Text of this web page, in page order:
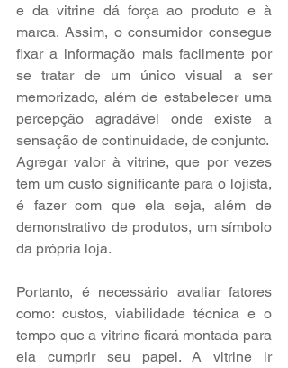
e da vitrine dá força ao produto e à
marca. Assim, o consumidor consegue
fixar a informação mais facilmente por
se tratar de um único visual a ser
memorizado, além de estabelecer uma
percepção agradável onde existe a
sensação de continuidade, de conjunto.
Agregar valor à vitrine, que por vezes
tem um custo significante para o lojista,
é fazer com que ela seja, além de
demonstrativo de produtos, um símbolo
da própria loja.
Portanto, é necessário avaliar fatores
como: custos, viabilidade técnica e o
tempo que a vitrine ficará montada para
ela cumprir seu papel. A vitrine ir